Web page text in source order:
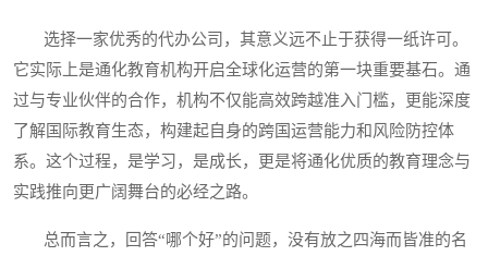
选择一家优秀的代办公司，其意义远不止于获得一纸许可。
它实际上是通化教育机构开启全球化运营的第一块重要基石。通
过与专业伙伴的合作，机构不仅能高效跨越准入门槛，更能深度
了解国际教育生态，构建起自身的跨国运营能力和风险防控体
系。这个过程，是学习，是成长，更是将通化优质的教育理念与
实践推向更广阔舞台的必经之路。
总而言之，回答“哪个好”的问题，没有放之四海而皆准的名